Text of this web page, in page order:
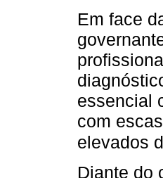
Em face
essencial
com
elevados
Diante do